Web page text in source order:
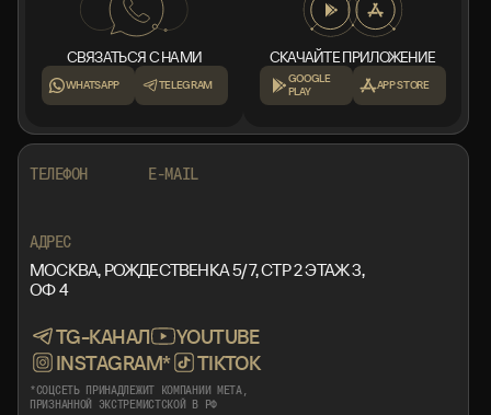
СВЯЗАТЬСЯ С НАМИ
WHATSAPP TELEGRAM
СКАЧАЙТЕ ПРИЛОЖЕНИЕ
GOOGLE
PLAY
APP STORE
ТЕЛЕФОН E-MAIL
АДРЕС
МОСКВА, РОЖДЕСТВЕНКА 5/7, СТР 2 ЭТАЖ 3,
ОФ 4
TG-КАНАЛ
YOUTUBE
INSTAGRAM*
TIKTOK
*СОЦСЕТЬ ПРИНАДЛЕЖИТ КОМПАНИИ META,
ПРИЗНАННОЙ ЭКСТРЕМИСТСКОЙ В РФ